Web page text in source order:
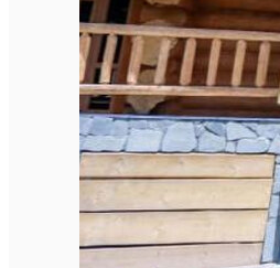
English